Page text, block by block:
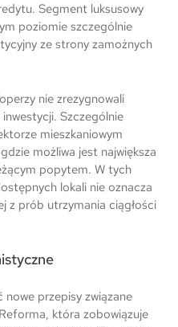
Segment luksusowy
poziomie szczególnie
ze strony zamożnych
nie zrezygnowali
Szczególnie
mieszkaniowym
możliwa jest największa
popytem. W tych
lokali nie oznacza
z prób utrzymania ciągłości
przepisy związane
która zobowiązuje